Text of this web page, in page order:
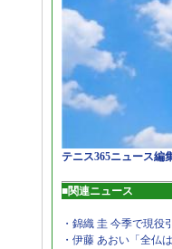
テニス365ニュース編
■関連ニュース
・錦織 圭 今季で現役
・伊藤 あおい「全仏